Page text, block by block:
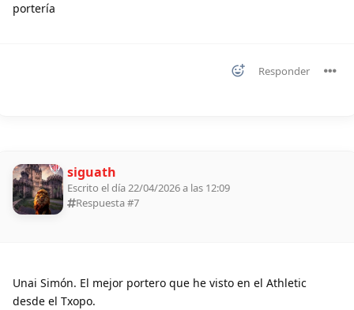
portería
Responder
siguath
Escrito el día 22/04/2026 a las 12:09
Respuesta #7
Unai Simón. El mejor portero que he visto en el Athletic
desde el Txopo.